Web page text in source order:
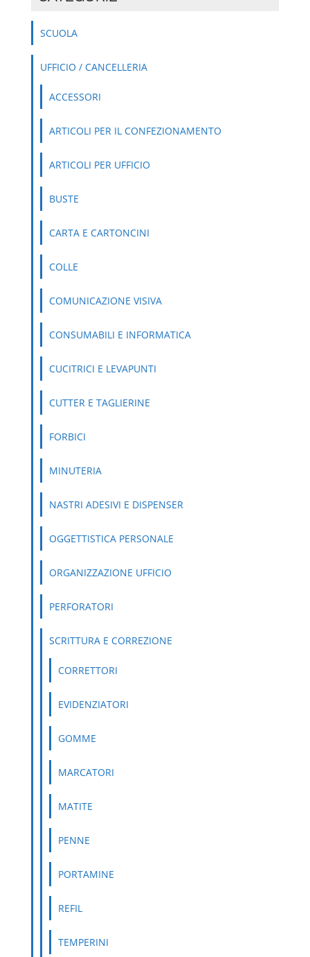
SCUOLA
UFFICIO / CANCELLERIA
ACCESSORI
ARTICOLI PER IL CONFEZIONAMENTO
ARTICOLI PER UFFICIO
BUSTE
CARTA E CARTONCINI
COLLE
COMUNICAZIONE VISIVA
CONSUMABILI E INFORMATICA
CUCITRICI E LEVAPUNTI
CUTTER E TAGLIERINE
FORBICI
MINUTERIA
NASTRI ADESIVI E DISPENSER
OGGETTISTICA PERSONALE
ORGANIZZAZIONE UFFICIO
PERFORATORI
SCRITTURA E CORREZIONE
CORRETTORI
EVIDENZIATORI
GOMME
MARCATORI
MATITE
PENNE
PORTAMINE
REFIL
TEMPERINI